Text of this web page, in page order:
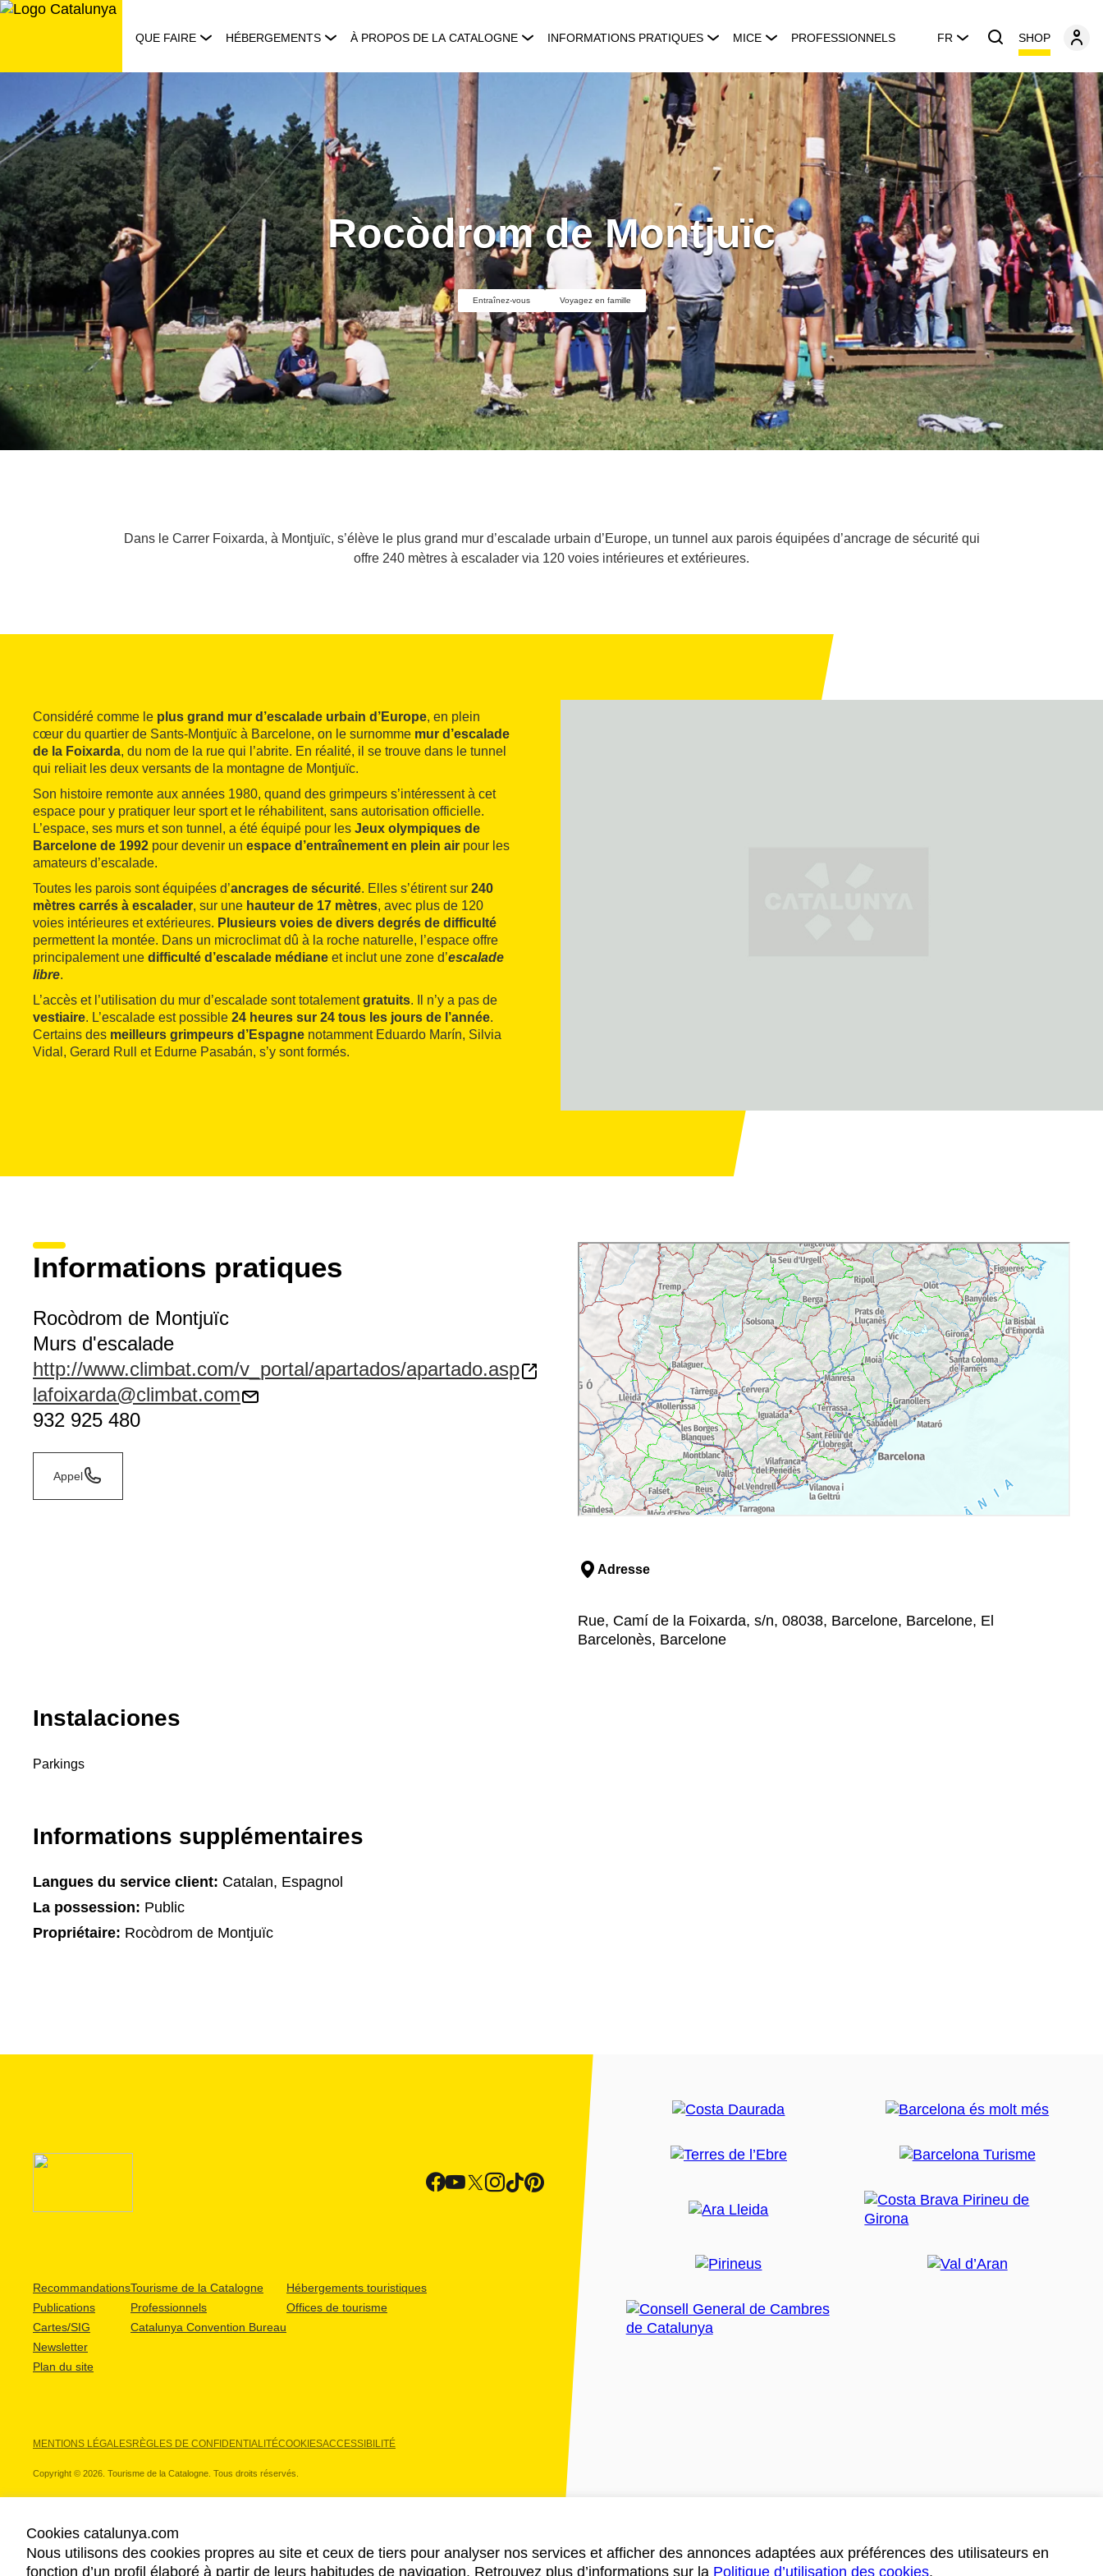
Aller
QUE FAIRE HÉBERGEMENTS À PROPOS DE LA CATALOGNE INFORMATIONS PRATIQUES MICE PROFESSIONNELS FR SHOP
Rocòdrom de Montjuïc
Entraînez-vous Voyagez en famille
Dans le Carrer Foixarda, à Montjuïc, s’élève le plus grand mur d’escalade urbain d’Europe, un tunnel aux parois équipées d’ancrage de sécurité qui
offre 240 mètres à escalader via 120 voies intérieures et extérieures.
Considéré comme le plus grand mur d’escalade urbain d’Europe, en plein
cœur du quartier de Sants-Montjuïc à Barcelone, on le surnomme mur d’escalade
de la Foixarda, du nom de la rue qui l’abrite. En réalité, il se trouve dans le tunnel
qui reliait les deux versants de la montagne de Montjuïc.
Son histoire remonte aux années 1980, quand des grimpeurs s’intéressent à cet
espace pour y pratiquer leur sport et le réhabilitent, sans autorisation officielle.
L’espace, ses murs et son tunnel, a été équipé pour les Jeux olympiques de
Barcelone de 1992 pour devenir un espace d’entraînement en plein air pour les
amateurs d’escalade.
Toutes les parois sont équipées d’ancrages de sécurité. Elles s’étirent sur 240
mètres carrés à escalader, sur une hauteur de 17 mètres, avec plus de 120
voies intérieures et extérieures. Plusieurs voies de divers degrés de difficulté
permettent la montée. Dans un microclimat dû à la roche naturelle, l’espace offre
principalement une difficulté d’escalade médiane et inclut une zone d’escalade
libre.
L’accès et l’utilisation du mur d’escalade sont totalementgratuits. Il n’y a pas de
vestiaire. L’escalade est possible 24 heures sur 24 tous les jours de l’année.
Certains des meilleurs grimpeurs d’Espagne notamment Eduardo Marín, Silvia
Vidal, Gerard Rull et Edurne Pasabán, s’y sont formés.
Informations pratiques
Rocòdrom de Montjuïc
Murs d'escalade
http://www.climbat.com/v_portal/apartados/apartado.asp
lafoixarda@climbat.com
932 925 480
Appel
Adresse
Rue, Camí de la Foixarda, s/n, 08038, Barcelone, Barcelone, El
Barcelonès, Barcelone
Instalaciones
Parkings
Informations supplémentaires
Langues du service client: Catalan, Espagnol
La possession: Public
Propriétaire: Rocòdrom de Montjuïc
Recommandations
Publications
Cartes/SIG
Newsletter
Plan du site
Tourisme de la Catalogne
Professionnels
Catalunya Convention Bureau
Hébergements touristiques
Offices de tourisme
MENTIONS LÉGALESRÈGLES DE CONFIDENTIALITÉCOOKIESACCESSIBILITÉ
Copyright © 2026. Tourisme de la Catalogne. Tous droits réservés.
NOS PARTENAIRES
Cookies catalunya.com
Nous utilisons des cookies propres au site et ceux de tiers pour analyser nos services et afficher des annonces adaptées aux préférences des utilisateurs en
fonction d’un profil élaboré à partir de leurs habitudes de navigation. Retrouvez plus d’informations sur la Politique d’utilisation des cookies.